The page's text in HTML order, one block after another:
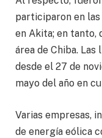
participaron en
en Akita; en
área de Chiba.
desde el 27 de
mayo del año en
Varias empresas,
de energía eólica